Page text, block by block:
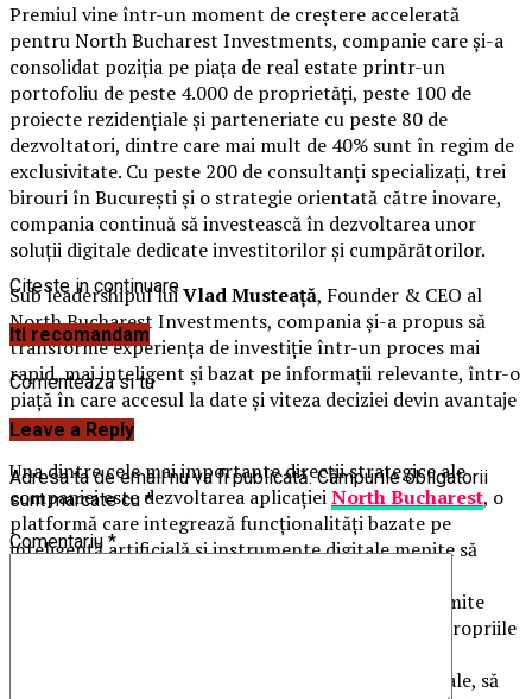
Premiul vine într-un moment de creștere accelerată
pentru North Bucharest Investments, companie care și-a
consolidat poziția pe piața de real estate printr-un
portofoliu de peste 4.000 de proprietăți, peste 100 de
proiecte rezidențiale și parteneriate cu peste 80 de
dezvoltatori, dintre care mai mult de 40% sunt în regim de
exclusivitate. Cu peste 200 de consultanți specializați, trei
birouri în București și o strategie orientată către inovare,
compania continuă să investească în dezvoltarea unor
soluții digitale dedicate investitorilor și cumpărătorilor.
Sub leadershipul luiVlad Musteață, Founder & CEO al
North Bucharest Investments, compania și-a propus să
transforme experiența de investiție într-un proces mai
rapid, mai inteligent și bazat pe informații relevante, într-o
piață în care accesul la date și viteza deciziei devin avantaje
competitive.
Una dintre cele mai importante direcții strategice ale
companiei este dezvoltarea aplicațieiNorth Bucharest, o
platformă care integrează funcționalități bazate pe
inteligență artificială și instrumente digitale menite să
oportunităților din piața rezidențială. Aplicația permite
utilizatorilor să compare proprietăți în funcție de propriile
acceseze o hartă interactivă a proiectelor rezidențiale, să
Citeste in continuare
Iti recomandam
Comenteaza si tu
Leave a Reply
Adresa ta de email nu va fi publicată. Câmpurile obligatorii
sunt marcate cu *
Comentariu *